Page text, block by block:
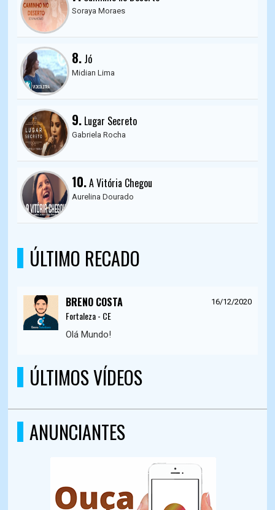
Soraya Moraes
8. Jó
Midian Lima
9. Lugar Secreto
Gabriela Rocha
10.A Vitória Chegou
Aurelina Dourado
ÚLTIMO RECADO
BRENO COSTA 16/12/2020
Fortaleza - CE
Olá Mundo!
ÚLTIMOS VÍDEOS
ANUNCIANTES